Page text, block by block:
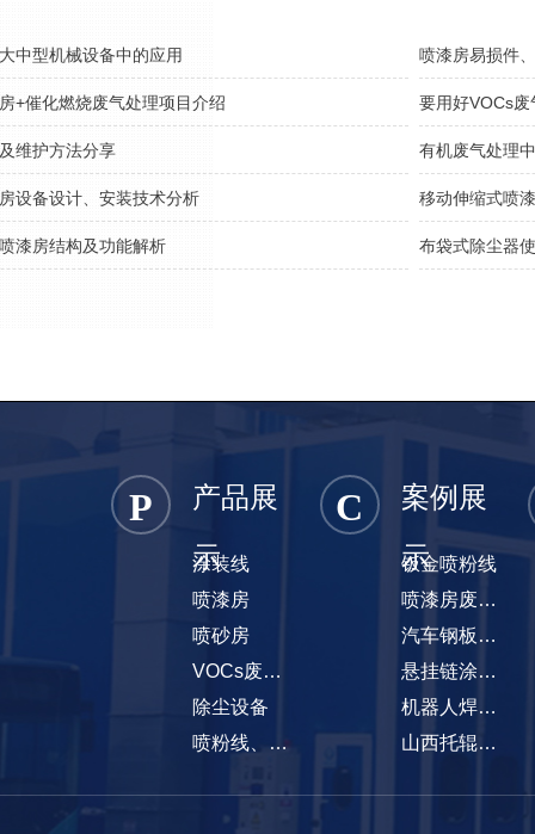
中型机械设备中的应用 喷漆房易损件
+催化燃烧废气处理项目介绍 要用好VOCs
维护方法分享 有机废气处理
设备设计、安装技术分析 移动伸缩式喷
漆房结构及功能解析 布袋式除尘器
产品展
示
P
涂装线
喷漆房
喷砂房
VOCs废气处理设备
除尘设备
喷粉线、喷塑线
案例展
示
C
钣金喷粉线
喷漆房废气处理项目
汽车钢板弹簧涂装线
悬挂链涂装线
机器人焊烟除尘项目
山西托辊悬挂链涂装线项目